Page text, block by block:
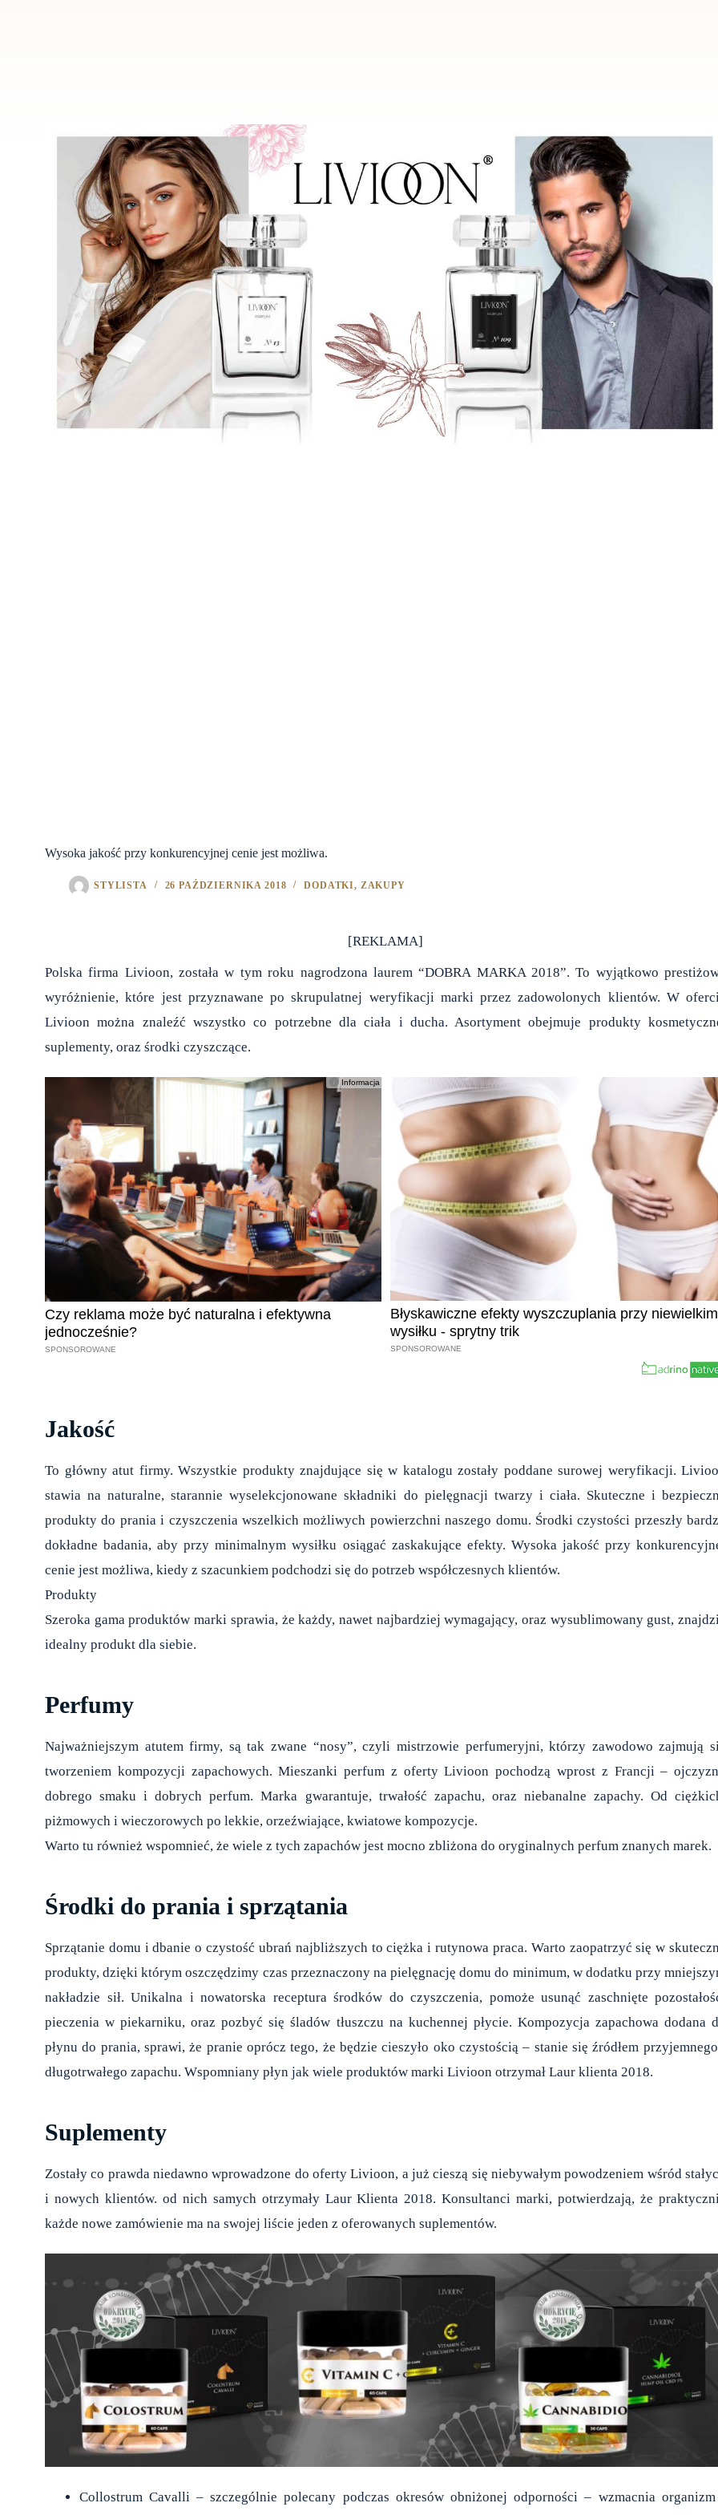
Wysoka jakość przy konkurencyjnej cenie jest możliwa.
STYLISTA 26 PAŹDZIERNIKA 2018 DODATKI, ZAKUPY
[REKLAMA]
Polska firma Livioon, została w tym roku nagrodzona laurem “DOBRA MARKA 2018”. To wyjątkowo
wyróżnienie, które jest przyznawane po skrupulatnej weryfikacji marki przez zadowolonych klientów. W
Livioon można znaleźć wszystko co potrzebne dla ciała i ducha. Asortyment obejmuje produkty
suplementy, oraz środki czyszczące.
Jakość
To główny atut firmy. Wszystkie produkty znajdujące się w katalogu zostały poddane surowej weryfikacji.
stawia na naturalne, starannie wyselekcjonowane składniki do pielęgnacji twarzy i ciała. Skuteczne i
produkty do prania i czyszczenia wszelkich możliwych powierzchni naszego domu. Środki czystości przeszły
dokładne badania, aby przy minimalnym wysiłku osiągać zaskakujące efekty. Wysoka jakość przy
cenie jest możliwa, kiedy z szacunkiem podchodzi się do potrzeb współczesnych klientów.
Produkty
Szeroka gama produktów marki sprawia, że każdy, nawet najbardziej wymagający, oraz wysublimowany gust,
idealny produkt dla siebie.
Perfumy
Najważniejszym atutem firmy, są tak zwane “nosy”, czyli mistrzowie perfumeryjni, którzy zawodowo zajmują
tworzeniem kompozycji zapachowych. Mieszanki perfum z oferty Livioon pochodzą wprost z Francji –
dobrego smaku i dobrych perfum. Marka gwarantuje, trwałość zapachu, oraz niebanalne zapachy. Od
piżmowych i wieczorowych po lekkie, orzeźwiające, kwiatowe kompozycje.
Warto tu również wspomnieć, że wiele z tych zapachów jest mocno zbliżona do oryginalnych perfum znanych marek.
Środki do prania i sprzątania
Sprzątanie domu i dbanie o czystość ubrań najbliższych to ciężka i rutynowa praca. Warto zaopatrzyć się w
produkty, dzięki którym oszczędzimy czas przeznaczony na pielęgnację domu do minimum, w dodatku przy
nakładzie sił. Unikalna i nowatorska receptura środków do czyszczenia, pomoże usunąć zaschnięte
pieczenia w piekarniku, oraz pozbyć się śladów tłuszczu na kuchennej płycie. Kompozycja zapachowa dodana
płynu do prania, sprawi, że pranie oprócz tego, że będzie cieszyło oko czystością – stanie się źródłem
długotrwałego zapachu. Wspomniany płyn jak wiele produktów marki Livioon otrzymał Laur klienta 2018.
Suplementy
Zostały co prawda niedawno wprowadzone do ofertyLivioon, a już cieszą się niebywałym powodzeniem wśród
i nowych klientów. od nich samych otrzymały Laur Klienta 2018. Konsultanci marki, potwierdzają, że
każde nowe zamówienie ma na swojej liście jeden z oferowanych suplementów.
Collostrum Cavalli – szczególnie polecany podczas okresów obniżonej odporności – wzmacnia